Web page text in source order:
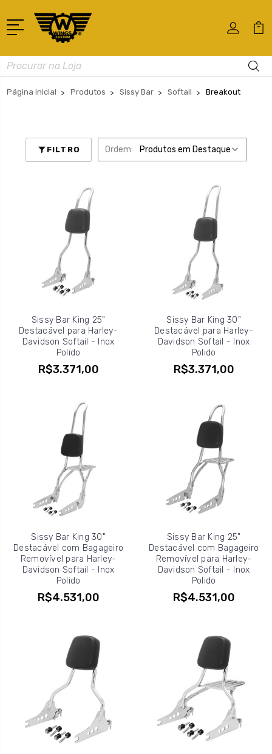
Busca
Página inicial Produtos Sissy Bar Softail Breakout
FILTRO Ordem:
Sissy Bar King 25"
Destacável para Harley-
Davidson Softail - Inox
Polido
R$3.371,00
Sissy Bar King 30"
Destacável para Harley-
Davidson Softail - Inox
Polido
R$3.371,00
Sissy Bar King 30"
Destacável com Bagageiro
Removível para Harley-
Davidson Softail - Inox
Polido
R$4.531,00
Sissy Bar King 25"
Destacável com Bagageiro
Removível para Harley-
Davidson Softail - Inox
Polido
R$4.531,00